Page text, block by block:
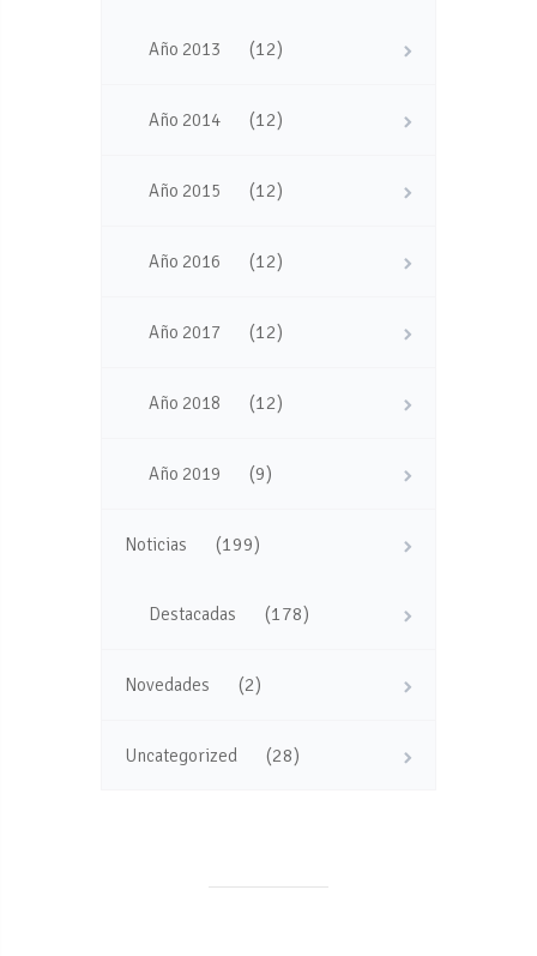
Año 2013 (12)
Año 2014 (12)
Año 2015 (12)
Año 2016 (12)
Año 2017 (12)
Año 2018 (12)
Año 2019 (9)
Noticias (199)
Destacadas (178)
Novedades (2)
Uncategorized (28)